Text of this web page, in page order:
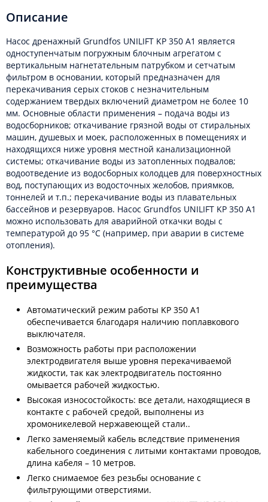
Описание
Насос дренажный Grundfos UNILIFT KP 350 A1 является
одноступенчатым погружным блочным агрегатом с
вертикальным нагнетательным патрубком и сетчатым
фильтром в основании, который предназначен для
перекачивания серых стоков с незначительным
содержанием твердых включений диаметром не более 10
мм. Основные области применения – подача воды из
водосборников; откачивание грязной воды от стиральных
машин, душевых и моек, расположенных в помещениях и
находящихся ниже уровня местной канализационной
системы; откачивание воды из затопленных подвалов;
водоотведение из водосборных колодцев для поверхностных
вод, поступающих из водосточных желобов, приямков,
тоннелей и т.п.; перекачивание воды из плавательных
бассейнов и резервуаров. Насос Grundfos UNILIFT KP 350 A1
можно использовать для аварийной откачки воды с
температурой до 95 °С (например, при аварии в системе
отопления).
Конструктивные особенности и
преимущества
Автоматический режим работы KP 350 A1
обеспечивается благодаря наличию поплавкового
выключателя.
Возможность работы при расположении
электродвигателя выше уровня перекачиваемой
жидкости, так как электродвигатель постоянно
омывается рабочей жидкостью.
Высокая износостойкость: все детали, находящиеся в
контакте с рабочей средой, выполнены из
хромоникелевой нержавеющей стали..
Легко заменяемый кабель вследствие применения
кабельного соединения с литыми контактами проводов,
длина кабеля – 10 метров.
Легко снимаемое без резьбы основание с
фильтрующими отверстиями.